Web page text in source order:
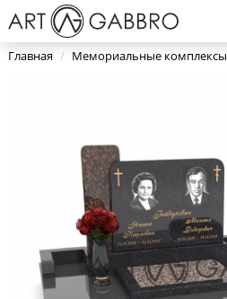
Главная / Мемориальные комплексы